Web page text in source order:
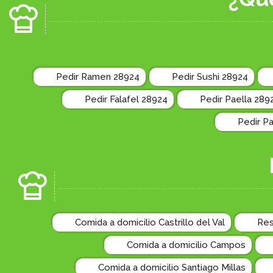
Pedir Ramen 28924 Pedir Sushi 28924
Pedir Falafel 28924 Pedir Paella
Pedir
Comida a domicilio Castrillo del Val
Comida a domicilio Campos
Comida a domicilio Santiago Millas